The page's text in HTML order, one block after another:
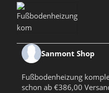
Sanmont Shop
Fußbodenheizung
schon ab €386,00